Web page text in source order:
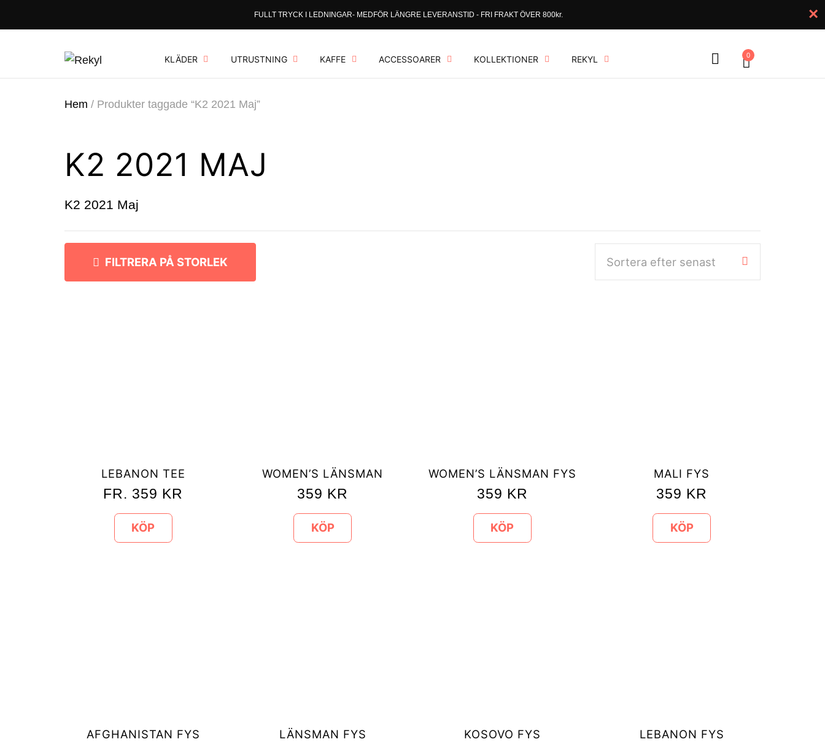
FULLT TRYCK I LEDNINGAR- MEDFÖR LÄNGRE LEVERANSTID - FRI FRAKT ÖVER 800kr. ×
KLÄDER UTRUSTNING KAFFE ACCESSOARER KOLLEKTIONER REKYL 0
Hem / Produkter taggade “K2 2021 Maj”
K2 2021 MAJ
K2 2021 Maj
FILTRERA PÅ STORLEK Sortera efter senast
LEBANON TEE
FR. 359 KR
KÖP
WOMEN’S LÄNSMAN
359 KR
KÖP
WOMEN’S LÄNSMAN FYS
359 KR
KÖP
MALI FYS
359 KR
KÖP
AFGHANISTAN FYS LÄNSMAN FYS KOSOVO FYS LEBANON FYS